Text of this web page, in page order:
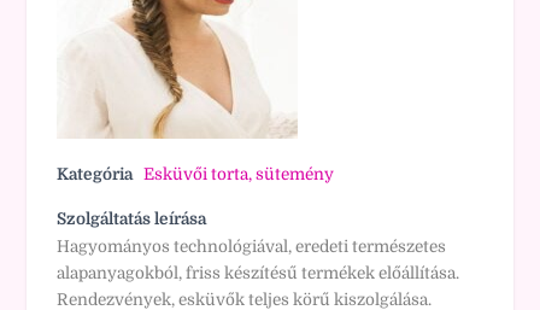
Kategória Esküvői torta, sütemény
Szolgáltatás leírása
Hagyományos technológiával, eredeti természetes
alapanyagokból, friss készítésű termékek előállítása.
Rendezvények, esküvők teljes körű kiszolgálása.